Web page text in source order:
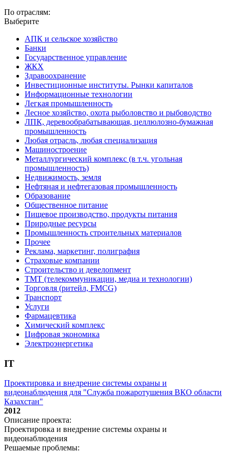
По отраслям:
Выберите
АПК и сельское хозяйство
Банки
Государственное управление
ЖКХ
Здравоохранение
Инвестиционные институты. Рынки капиталов
Информационные технологии
Легкая промышленность
Лесное хозяйство, охота рыболовство и рыбоводство
ЛПК, деревообрабатывающая, целлюлозно-бумажная
промышленность
Любая отрасль, любая специализация
Машиностроение
Металлургический комплекс (в т.ч. угольная
промышленность)
Недвижимость, земля
Нефтяная и нефтегазовая промышленность
Образование
Общественное питание
Пищевое производство, продукты питания
Природные ресурсы
Промышленность строительных материалов
Прочее
Реклама, маркетинг, полиграфия
Страховые компании
Строительство и девелопмент
ТМТ (телекоммуникации, медиа и технологии)
Торговля (ритейл, FMCG)
Транспорт
Услуги
Фармацевтика
Химический комплекс
Цифровая экономика
Электроэнергетика
IT
Проектировка и внедрение системы охраны и
видеонаблюдения для "Служба пожаротушения ВКО области
Казахстан"
2012
Описание проекта:
Проектировка и внедрение системы охраны и
видеонаблюдения
Решаемые проблемы: